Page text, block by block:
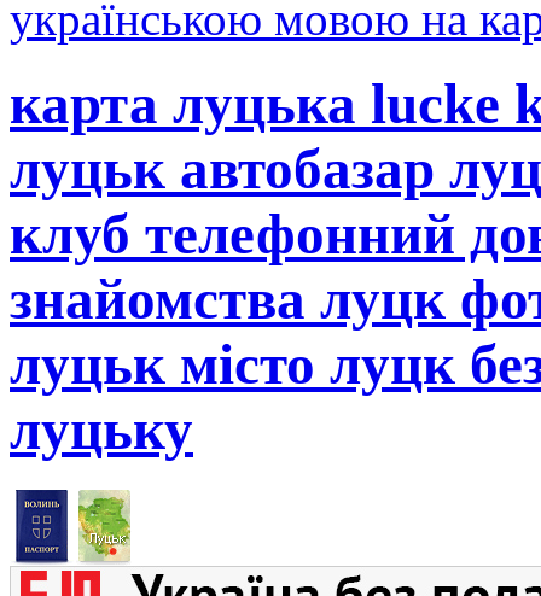
українською мовою на
карта луцька lucke
луцьк автобазар
клуб телефонний
знайомства луцк
луцьк місто луцк
луцьку